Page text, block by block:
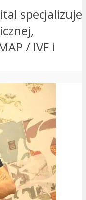
specjalizuje
/ IVF i